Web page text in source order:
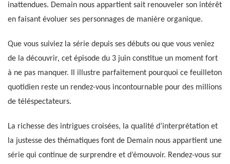
inattendues. Demain nous appartient sait renouveler son intérêt
en faisant évoluer ses personnages de manière organique.
Que vous suiviez la série depuis ses débuts ou que vous veniez
de la découvrir, cet épisode du 3 juin constitue un moment fort
à ne pas manquer. Il illustre parfaitement pourquoi ce feuilleton
quotidien reste un rendez-vous incontournable pour des millions
de téléspectateurs.
La richesse des intrigues croisées, la qualité d’interprétation et
la justesse des thématiques font de Demain nous appartient une
série qui continue de surprendre et d’émouvoir. Rendez-vous sur